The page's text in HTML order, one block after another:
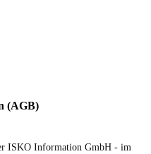
(AGB)
ISKO Information GmbH - im